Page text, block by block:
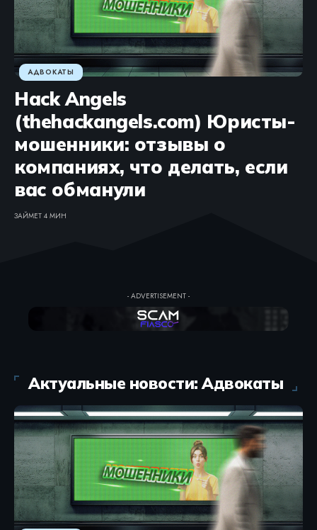
АДВОКАТЫ
Hack Angels
(thehackangels.com) Юристы-
мошенники: отзывы о
компаниях, что делать, если
вас обманули
ЗАЙМЕТ 4 МИН
- ADVERTISEMENT -
Актуальные новости: Адвокаты